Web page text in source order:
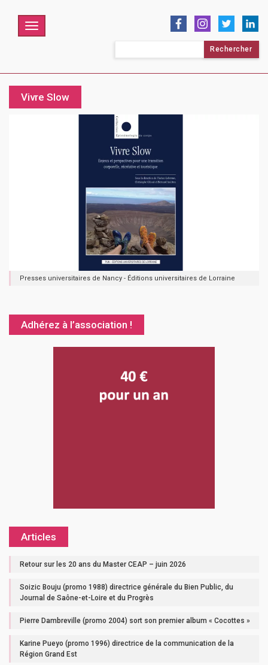
Menu
Vivre Slow
Presses universitaires de Nancy - Éditions universitaires de Lorraine
Adhérez à l’association !
Articles
Retour sur les 20 ans du Master CEAP – juin 2026
Soizic Bouju (promo 1988) directrice générale du Bien Public, du
Journal de Saône-et-Loire et du Progrès
Pierre Dambreville (promo 2004) sort son premier album « Cocottes »
Karine Pueyo (promo 1996) directrice de la communication de la
Région Grand Est